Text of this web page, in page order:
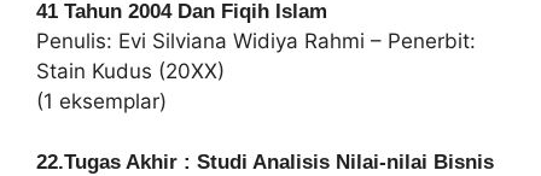
41 Tahun 2004 Dan Fiqih Islam
Penulis: Evi Silviana Widiya Rahmi – Penerbit:
Stain Kudus (20XX)
(1 eksemplar)
22.Tugas Akhir : Studi Analisis Nilai-nilai Bisnis